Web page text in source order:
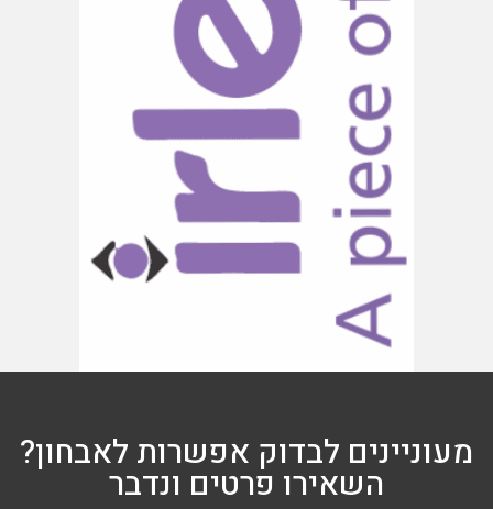
מעוניינים לבדוק אפשרות לאבחון?
השאירו פרטים ונדבר